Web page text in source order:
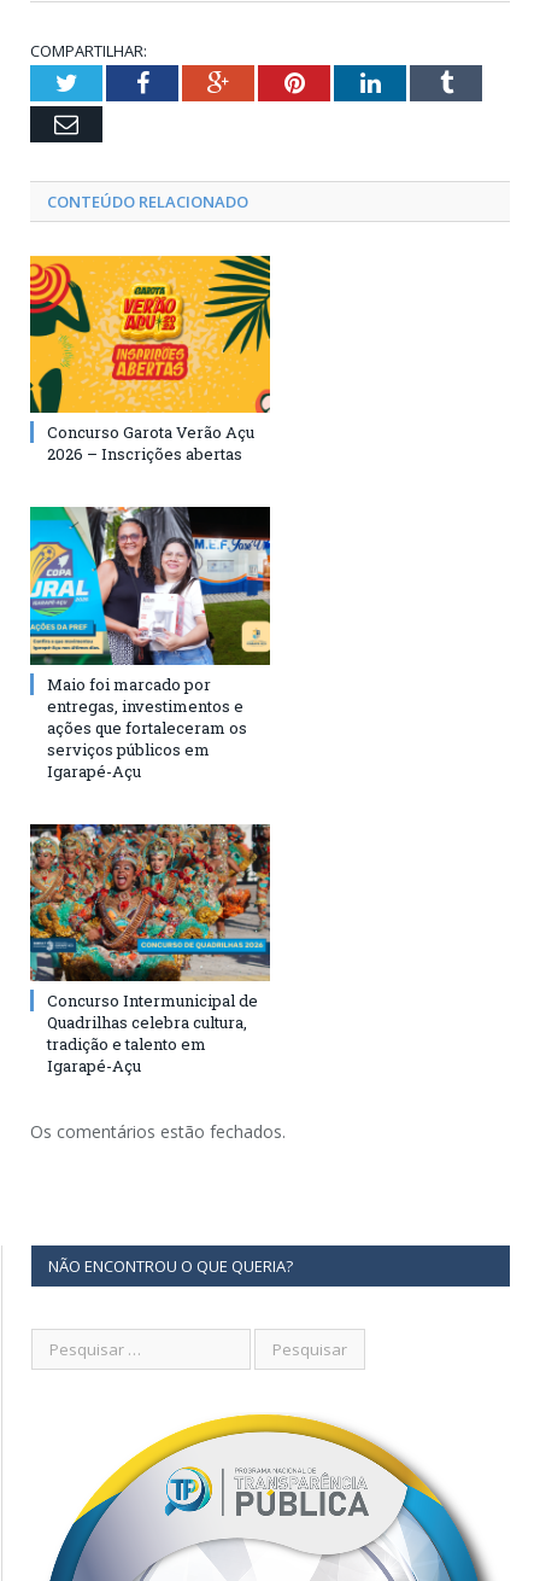
COMPARTILHAR:
TwitterFacebookGoogle+PinterestLinkedInTumblr
Email
CONTEÚDO RELACIONADO
Concurso Garota Verão Açu
2026 – Inscrições abertas
Maio foi marcado por
entregas, investimentos e
ações que fortaleceram os
serviços públicos em
Igarapé-Açu
Concurso Intermunicipal de
Quadrilhas celebra cultura,
tradição e talento em
Igarapé-Açu
Os comentários estão fechados.
NÃO ENCONTROU O QUE QUERIA?